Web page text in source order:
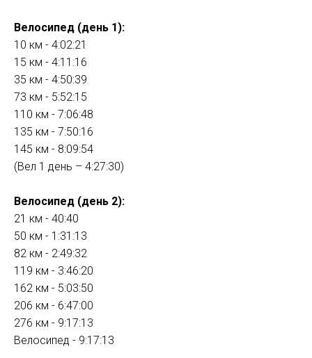
Велосипед (день 1):
10 км - 4:02:21
15 км - 4:11:16
35 км - 4:50:39
73 км - 5:52:15
110 км - 7:06:48
135 км - 7:50:16
145 км - 8:09:54
(Вел 1 день – 4:27:30)
Велосипед (день 2):
21 км - 40:40
50 км - 1:31:13
82 км - 2:49:32
119 км - 3:46:20
162 км - 5:03:50
206 км - 6:47:00
276 км - 9:17:13
Велосипед - 9:17:13